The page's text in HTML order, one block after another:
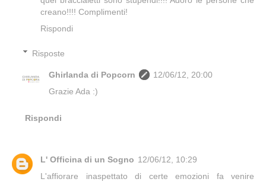
creano!!!! Complimenti!
Rispondi
Risposte
Ghirlanda di Popcorn
12/06/12, 20:00
Grazie Ada :)
Rispondi
L' Officina di un Sogno 12/06/12, 10:29
L'affiorare inaspettato di certe emozioni fa venire